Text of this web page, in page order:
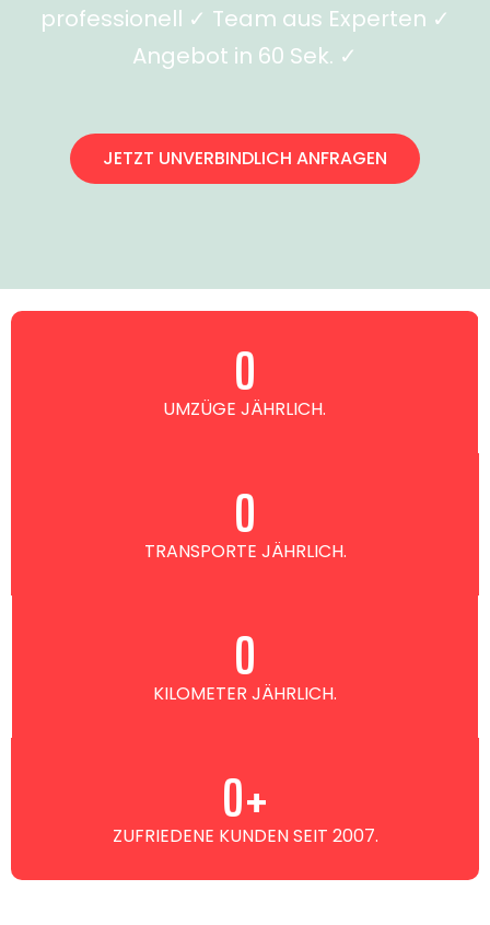
professionell ✓ Team aus Experten ✓
Angebot in 60 Sek. ✓
JETZT UNVERBINDLICH ANFRAGEN
UMZÜGE JÄHRLICH.
0
TRANSPORTE JÄHRLICH.
0
KILOMETER JÄHRLICH.
0
ZUFRIEDENE KUNDEN SEIT 2007.
0+